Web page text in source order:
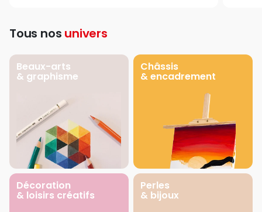
Tous nos univers
Beaux-arts
& graphisme
Châssis
& encadrement
Décoration
& loisirs créatifs
Perles
& bijoux